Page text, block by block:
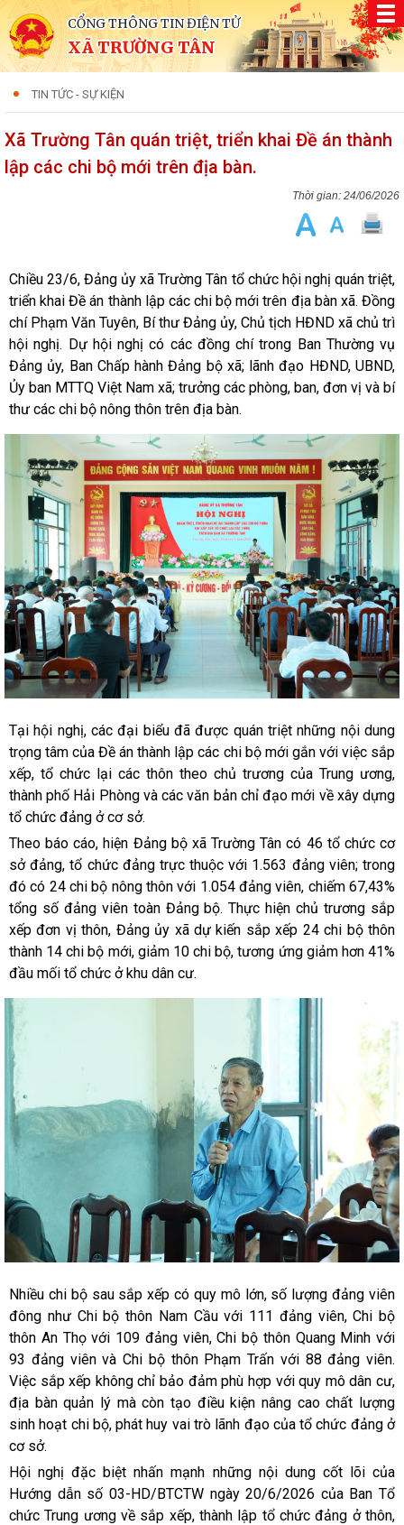
CỔNG THÔNG TIN ĐIỆN TỬ
XÃ TRƯỜNG TÂN
TIN TỨC - SỰ KIỆN
Xã Trường Tân quán triệt, triển khai Đề án thành
lập các chi bộ mới trên địa bàn.
24/06/2026
Chiều 23/6, Đảng ủy xã Trường Tân tổ chức hội nghị quán triệt,
triển khai Đề án thành lập các chi bộ mới trên địa bàn xã. Đồng
chí Phạm Văn Tuyên, Bí thư Đảng ủy, Chủ tịch HĐND xã chủ trì
hội nghị. Dự hội nghị có các đồng chí trong Ban Thường vụ
Đảng ủy, Ban Chấp hành Đảng bộ xã; lãnh đạo HĐND, UBND,
Ủy ban MTTQ Việt Nam xã; trưởng các phòng, ban, đơn vị và bí
thư các chi bộ nông thôn trên địa bàn.
Tại hội nghị, các đại biểu đã được quán triệt những nội dung
trọng tâm của Đề án thành lập các chi bộ mới gắn với việc sắp
xếp, tổ chức lại các thôn theo chủ trương của Trung ương,
thành phố Hải Phòng và các văn bản chỉ đạo mới về xây dựng
tổ chức đảng ở cơ sở.
Theo báo cáo, hiện Đảng bộ xã Trường Tân có 46 tổ chức cơ
sở đảng, tổ chức đảng trực thuộc với 1.563 đảng viên; trong
đó có 24 chi bộ nông thôn với 1.054 đảng viên, chiếm 67,43%
tổng số đảng viên toàn Đảng bộ. Thực hiện chủ trương sắp
xếp đơn vị thôn, Đảng ủy xã dự kiến sắp xếp 24 chi bộ thôn
thành 14 chi bộ mới, giảm 10 chi bộ, tương ứng giảm hơn 41%
đầu mối tổ chức ở khu dân cư.
Nhiều chi bộ sau sắp xếp có quy mô lớn, số lượng đảng viên
đông như Chi bộ thôn Nam Cầu với 111 đảng viên, Chi bộ
thôn An Thọ với 109 đảng viên, Chi bộ thôn Quang Minh với
93 đảng viên và Chi bộ thôn Phạm Trấn với 88 đảng viên.
Việc sắp xếp không chỉ bảo đảm phù hợp với quy mô dân cư,
địa bàn quản lý mà còn tạo điều kiện nâng cao chất lượng
sinh hoạt chi bộ, phát huy vai trò lãnh đạo của tổ chức đảng ở
cơ sở.
Hội nghị đặc biệt nhấn mạnh những nội dung cốt lõi của
Hướng dẫn số 03-HD/BTCTW ngày 20/6/2026 của Ban Tổ
chức Trung ương về sắp xếp, thành lập tổ chức đảng ở thôn,